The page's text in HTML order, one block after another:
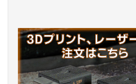
シ
ョ
ン